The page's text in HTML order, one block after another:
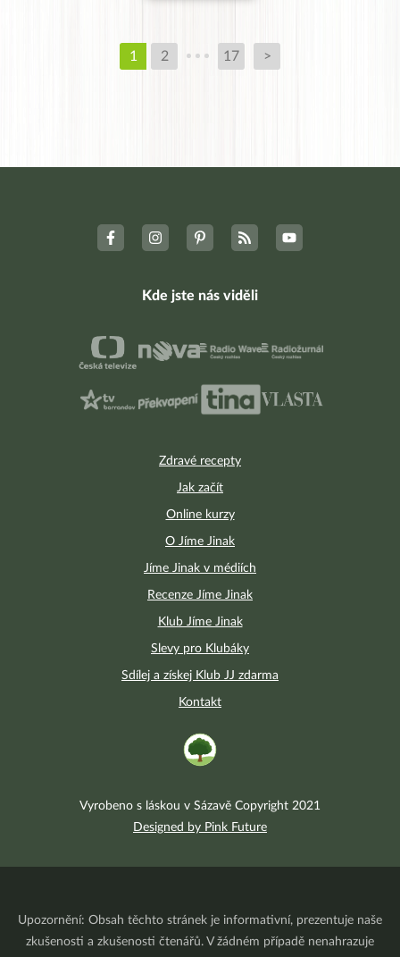
1 2 17 >
Zdravé recepty
Jak začít
Online kurzy
O Jíme Jinak
Jíme Jinak v médiích
Recenze Jíme Jinak
Klub Jíme Jinak
Slevy pro Klubáky
Sdílej a získej Klub JJ zdarma
Kontakt
Kde jste nás viděli
Vyrobeno s láskou v Sázavě Copyright 2021
Designed by Pink Future
Upozornění: Obsah těchto stránek je informativní, prezentuje naše
zkušenosti a zkušenosti čtenářů. V žádném případě nenahrazuje